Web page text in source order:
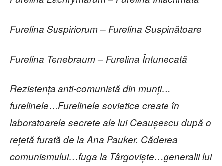
Furelina Suspiriorum – Furelina Suspinătoare
Furelina Tenebraum – Furelina Întunecată
Rezistența anti-comunistă din munți…
furelinele…Furelinele sovietice create în
laboratoarele secrete ale lui Ceaușescu după o
rețetă furată de la Ana Pauker. Căderea
comunismului…fuga la Târgoviște…generalii lui